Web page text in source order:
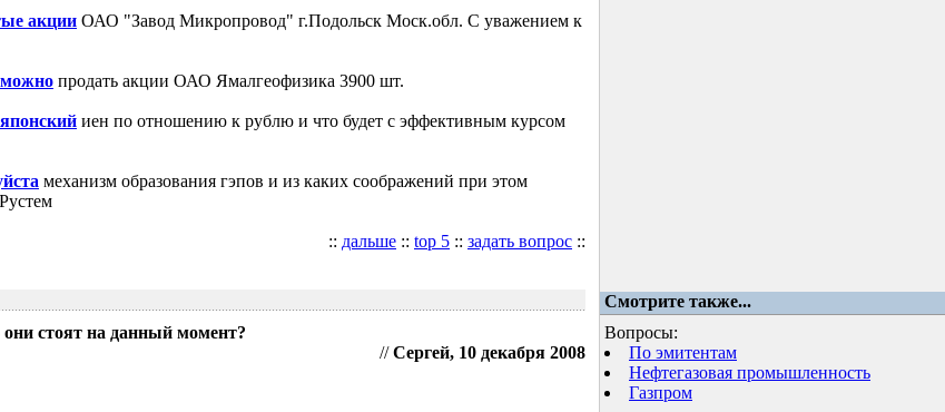
акции ОАО "Завод Микропровод" г.Подольск Моск.обл. С уважением к
можно продать акции ОАО Ямалгеофизика 3900 шт.
иен по отношению к рублю и что будет с эффективным курсом
механизм образования гэпов и из каких соображений при этом
:: дальше :: top 5 :: задать вопрос ::
Смотрите также...
стоят на данный момент?
//Сергей, 10 декабря 2008
Вопросы:
По эмитентам
Нефтегазовая промышленность
Газпром